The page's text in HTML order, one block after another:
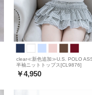
clear≪新色追加≫U.S. POLO
半袖ニットトップス[CL9876]
￥4,950